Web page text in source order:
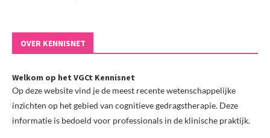
OVER KENNISNET
Welkom op het VGCt Kennisnet
Op deze website vind je de meest recente wetenschappelijke
inzichten op het gebied van cognitieve gedragstherapie. Deze
informatie is bedoeld voor professionals in de klinische praktijk.